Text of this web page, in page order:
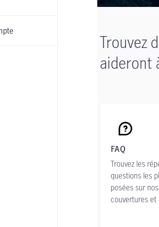
Trouvez
aideront
FAQ
Trouvez les
questions les
posées sur
couvertures